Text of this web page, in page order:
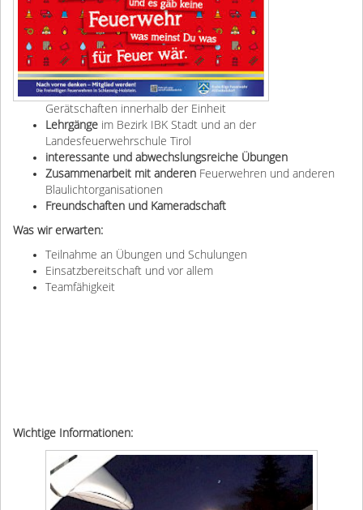
Gerätschaften innerhalb der Einheit
Lehrgänge im Bezirk IBK Stadt und an der
Landesfeuerwehrschule Tirol
interessante und abwechslungsreiche Übungen
Zusammenarbeit mit anderen Feuerwehren und anderen
Blaulichtorganisationen
Freundschaften und Kameradschaft
Was wir erwarten:
Teilnahme an Übungen und Schulungen
Einsatzbereitschaft und vor allem
Teamfähigkeit
Wichtige Informationen: